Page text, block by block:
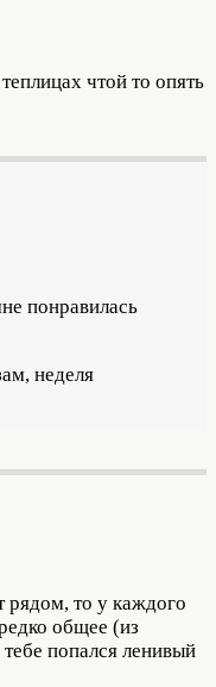
чтой то опять
понравилась
неделя
рядом, то у каждого
общее (из
попался ленивый